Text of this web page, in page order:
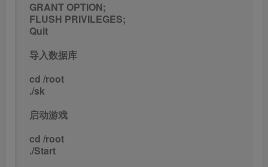
GRANT OPTION;
FLUSH PRIVILEGES;
Quit
导入数据库
cd /root
./sk
启动游戏
cd /root
./Start